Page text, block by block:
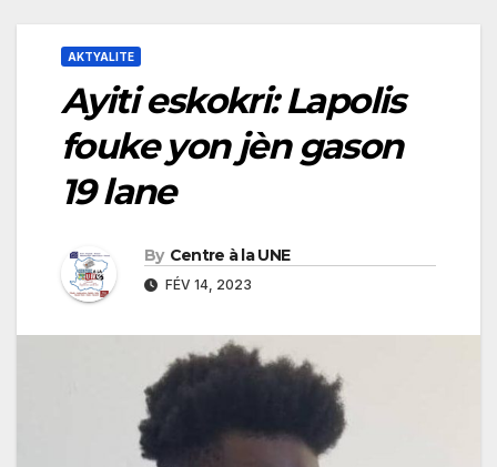
AKTYALITE
Ayiti eskokri: Lapolis
fouke yon jèn gason
19 lane
By Centre à la UNE
FÉV 14, 2023